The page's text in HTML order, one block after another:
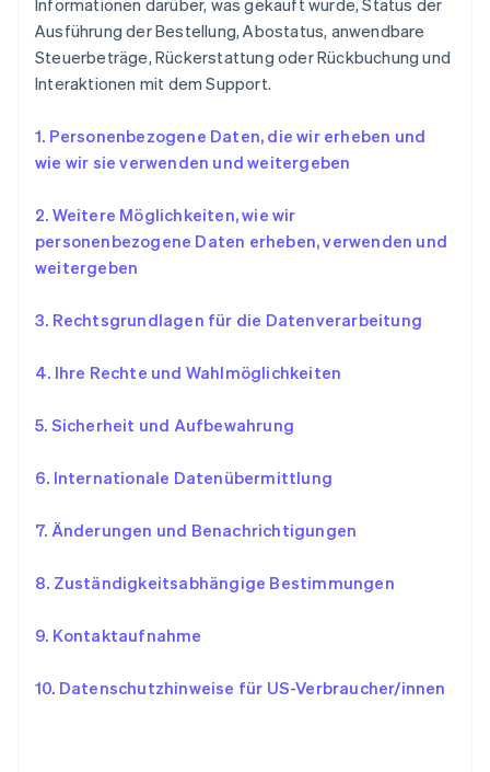
Informationen darüber, was gekauft wurde, Status der
Ausführung der Bestellung, Abostatus, anwendbare
Steuerbeträge, Rückerstattung oder Rückbuchung und
Interaktionen mit dem Support.
1. Personenbezogene Daten, die wir erheben und
wie wir sie verwenden und weitergeben
2. Weitere Möglichkeiten, wie wir
personenbezogene Daten erheben, verwenden und
weitergeben
3. Rechtsgrundlagen für die Datenverarbeitung
4. Ihre Rechte und Wahlmöglichkeiten
5. Sicherheit und Aufbewahrung
6. Internationale Datenübermittlung
7. Änderungen und Benachrichtigungen
8. Zuständigkeitsabhängige Bestimmungen
9. Kontaktaufnahme
10. Datenschutzhinweise für US-Verbraucher/innen